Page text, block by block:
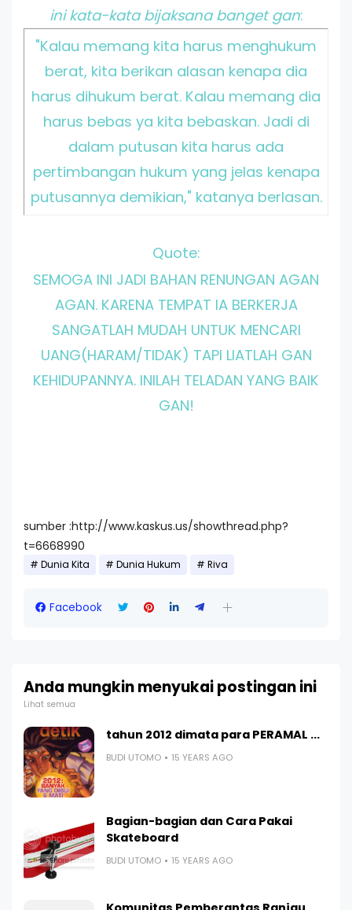
ini kata-kata bijaksana banget gan:
"Kalau memang kita harus menghukum
berat, kita berikan alasan kenapa dia
harus dihukum berat. Kalau memang dia
harus bebas ya kita bebaskan. Jadi di
dalam putusan kita harus ada
pertimbangan hukum yang jelas kenapa
putusannya demikian," katanya berlasan.
Quote:
SEMOGA INI JADI BAHAN RENUNGAN AGAN
AGAN. KARENA TEMPAT IA BERKERJA
SANGATLAH MUDAH UNTUK MENCARI
UANG(HARAM/TIDAK) TAPI LIATLAH GAN
KEHIDUPANNYA. INILAH TELADAN YANG BAIK
GAN!
sumber :http://www.kaskus.us/showthread.php?
t=6668990
Dunia Kita Dunia Hukum Riva
Facebook
Anda mungkin menyukai postingan ini
Lihat semua
tahun 2012 dimata para PERAMAL ...
BUDI UTOMO 15 YEARS AGO
Bagian-bagian dan Cara Pakai
Skateboard
BUDI UTOMO 15 YEARS AGO